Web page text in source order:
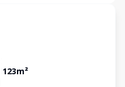
123m²